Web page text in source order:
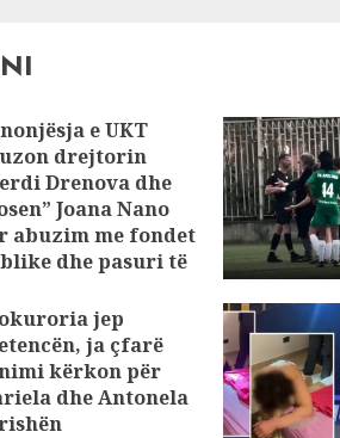
e UKT
drejtorin
Drenova dhe
Joana Nano
abuzim me fondet
dhe pasuri të
24, 2025
jep
ja çfarë
kërkon për
dhe Antonela